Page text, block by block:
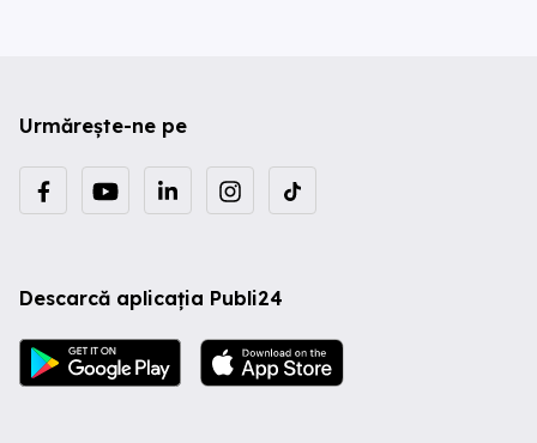
Urmărește-ne pe
Descarcă aplicația Publi24